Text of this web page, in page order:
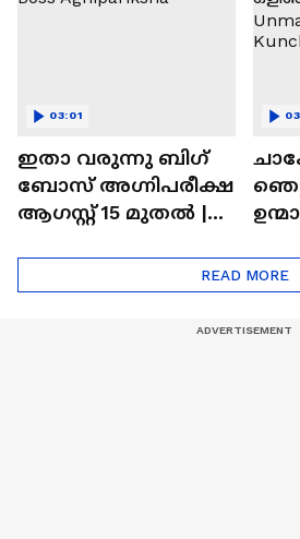
ഇതാ വരുന്നു ബിഗ്
ബോസ് അഗ്നിപരീക്ഷ
ആഗസ്റ്റ് 15 മുതൽ |
03:01
ന്ത്?|
READ MORE